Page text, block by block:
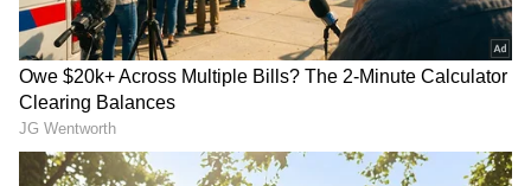
Mom Era: ಮಾಲ್ಡೀವ್ಸ್‌ನಲ್ಲಿ ಮಗಳು-ಪತಿ ಜೊತೆ
ಕಿಯಾರಾ: 'ತಾಯ್ತನದ ಖುಷಿ'ಯಲ್ಲಿ ಟಾಕ್ಸಿಕ್ ಬ್ಯೂಟಿ!